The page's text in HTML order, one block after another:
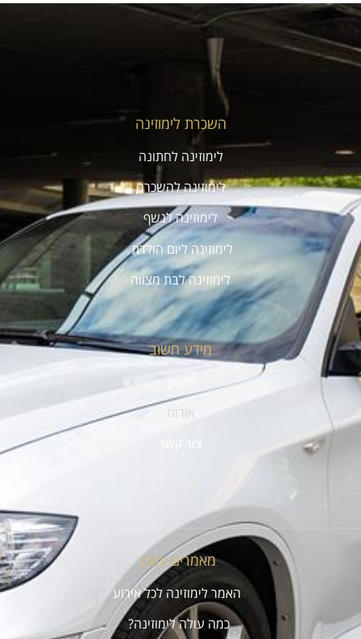
השכרת לימוזינה
לימוזינה לחתונה
לימוזינה להשכרה
לימוזינה לנשף
לימוזינה ליום הולדת
לימוזינה לבת מצווה
מידע חשוב
אודות
צור קשר
מאמרים ותוכן
האמר לימוזינה לכל אירוע
כמה עולה לימוזינה?